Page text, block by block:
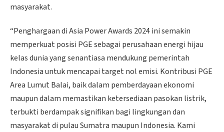
masyarakat.
“Penghargaan di Asia Power Awards 2024 ini semakin
memperkuat posisi PGE sebagai perusahaan energi hijau
kelas dunia yang senantiasa mendukung pemerintah
Indonesia untuk mencapai target nol emisi. Kontribusi PGE
Area Lumut Balai, baik dalam pemberdayaan ekonomi
maupun dalam memastikan ketersediaan pasokan listrik,
terbukti berdampak signifikan bagi lingkungan dan
masyarakat di pulau Sumatra maupun Indonesia. Kami